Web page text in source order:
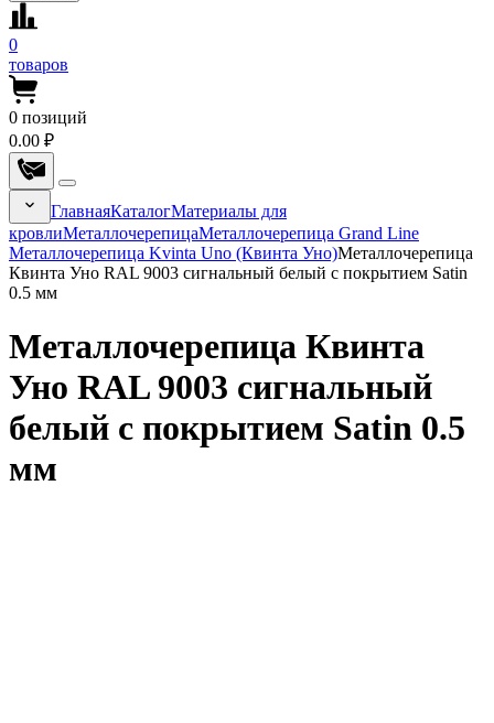
0
товаров
0 позиций
0.00 ₽
ГлавнаяКаталогМатериалы для
кровлиМеталлочерепицаМеталлочерепица Grand Line
Металлочерепица Kvinta Uno (Квинта Уно)Металлочерепица
Квинта Уно RAL 9003 сигнальный белый с покрытием Satin
0.5 мм
Металлочерепица Квинта
Уно RAL 9003 сигнальный
белый с покрытием Satin 0.5
мм